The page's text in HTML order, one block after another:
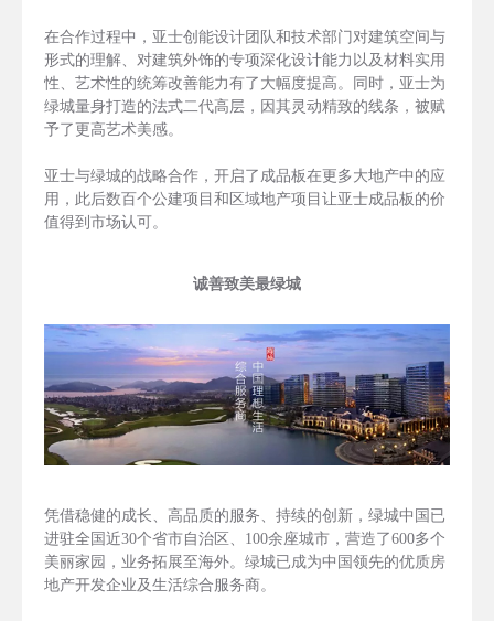
在合作过程中，亚士创能设计团队和技术部门对建筑空间与
形式的理解、对建筑外饰的专项深化设计能力以及材料实用
性、艺术性的统筹改善能力有了大幅度提高。同时，亚士为
绿城量身打造的法式二代高层，因其灵动精致的线条，被赋
予了更高艺术美感。
亚士与绿城的战略合作，开启了成品板在更多大地产中的应
用，此后数百个公建项目和区域地产项目让亚士成品板的价
值得到市场认可。
诚善致美最绿城
凭借稳健的成长、高品质的服务、持续的创新，绿城中国已
进驻全国近30个省市自治区、100余座城市，营造了600多个
美丽家园，业务拓展至海外。绿城已成为中国领先的优质房
地产开发企业及生活综合服务商。